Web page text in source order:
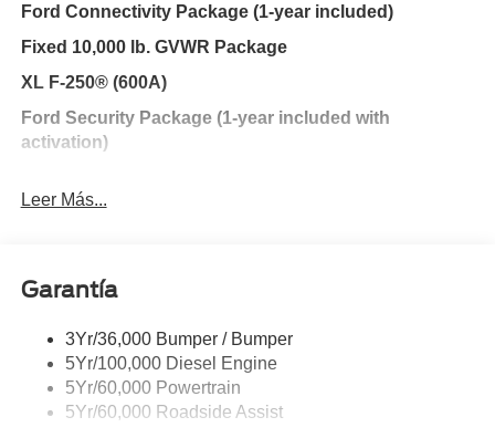
Ford Connectivity Package (1-year included)
Fixed 10,000 lb. GVWR Package
XL F-250® (600A)
Ford Security Package (1-year included with
activation)
ORDER CODE 600A
Leer Más...
Garantía
3Yr/36,000 Bumper / Bumper
5Yr/100,000 Diesel Engine
5Yr/60,000 Powertrain
5Yr/60,000 Roadside Assist